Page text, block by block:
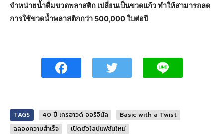
จำหน่ายน้ำดื่มขวดพลาสติก เปลี่ยนเป็นขวดแก้ว ทำให้สามารถลด
การใช้ขวดน้ำพลาสติกกว่า 500,000 ใบต่อปี
TAGS 40 ปี เกรฮาวด์ ออริจินัล
Basic with a Twist
ฉลองความสำเร็จ
เปิดตัวไลน์แฟชั่นใหม่